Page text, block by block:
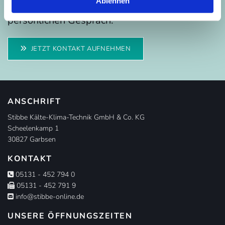
Gerne beantworten wir Ihre Fragen in einem
persönlichen Gespräch.
JETZT KONTAKT AUFNEHMEN
ANSCHRIFT
Stibbe Kälte-Klima-Technik GmbH & Co. KG
Scheelenkamp 1
30827 Garbsen
KONTAKT
 05131 - 452 794 0
 05131 - 452 791 9
 info@stibbe-online.de
UNSERE ÖFFNUNGSZEITEN